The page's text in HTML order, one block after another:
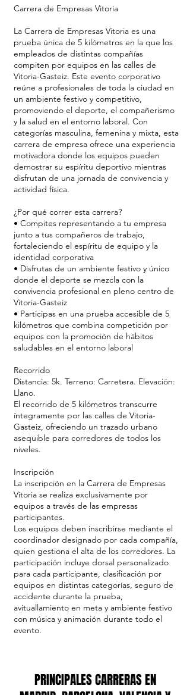
Carrera de Empresas Vitoria
La Carrera de Empresas Vitoria es una
prueba única de 5 kilómetros en la que los
empleados de distintas compañías
compiten por equipos en las calles de
Vitoria-Gasteiz. Este evento corporativo
reúne a profesionales de toda la ciudad en
un ambiente festivo y competitivo,
promoviendo el deporte, el compañerismo
y la salud en el entorno laboral. Con
categorías masculina, femenina y mixta, esta
carrera de empresa ofrece una experiencia
motivadora donde los equipos pueden
demostrar su espíritu deportivo mientras
disfrutan de una jornada de convivencia y
actividad física.
¿Por qué correr esta carrera?
• Compites representando a tu empresa
junto a tus compañeros de trabajo,
fortaleciendo el espíritu de equipo y la
identidad corporativa
• Disfrutas de un ambiente festivo y único
donde el deporte se mezcla con la
convivencia profesional en pleno centro de
Vitoria-Gasteiz
• Participas en una prueba accesible de 5
kilómetros que combina competición por
equipos con la promoción de hábitos
saludables en el entorno laboral
Recorrido
Distancia: 5k. Terreno: Carretera. Elevación:
Llano.
El recorrido de 5 kilómetros transcurre
íntegramente por las calles de Vitoria-
Gasteiz, ofreciendo un trazado urbano
asequible para corredores de todos los
niveles.
Inscripción
La inscripción en la Carrera de Empresas
Vitoria se realiza exclusivamente por
equipos a través de las empresas
participantes.
Los equipos deben inscribirse mediante el
coordinador designado por cada compañía,
quien gestiona el alta de los corredores. La
participación incluye dorsal personalizado
para cada participante, clasificación por
equipos en distintas categorías, seguro de
accidente durante la prueba,
avituallamiento en meta y ambiente festivo
con música y animación durante todo el
evento.
PRINCIPALES CARRERAS EN